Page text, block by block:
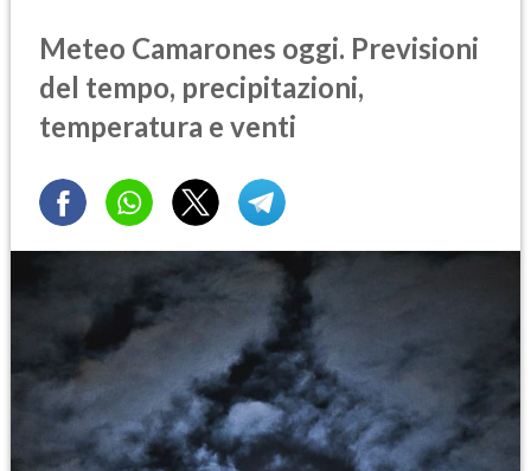
Meteo Camarones oggi. Previsioni
del tempo, precipitazioni,
temperatura e venti